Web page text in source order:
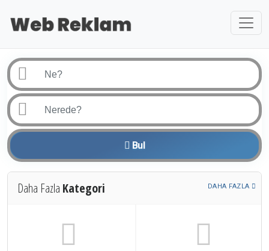
Bul
Daha Fazla Kategori DAHA FAZLA